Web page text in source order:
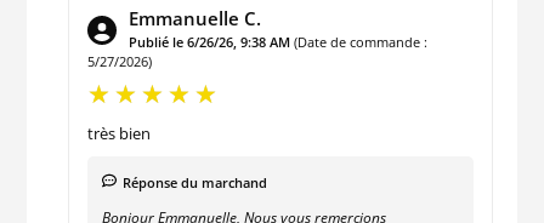
Emmanuelle C.
Publié le 6/26/26, 9:38 AM (Date de commande :
5/27/2026)
très bien
Réponse du marchand
Bonjour Emmanuelle, Nous vous remercions